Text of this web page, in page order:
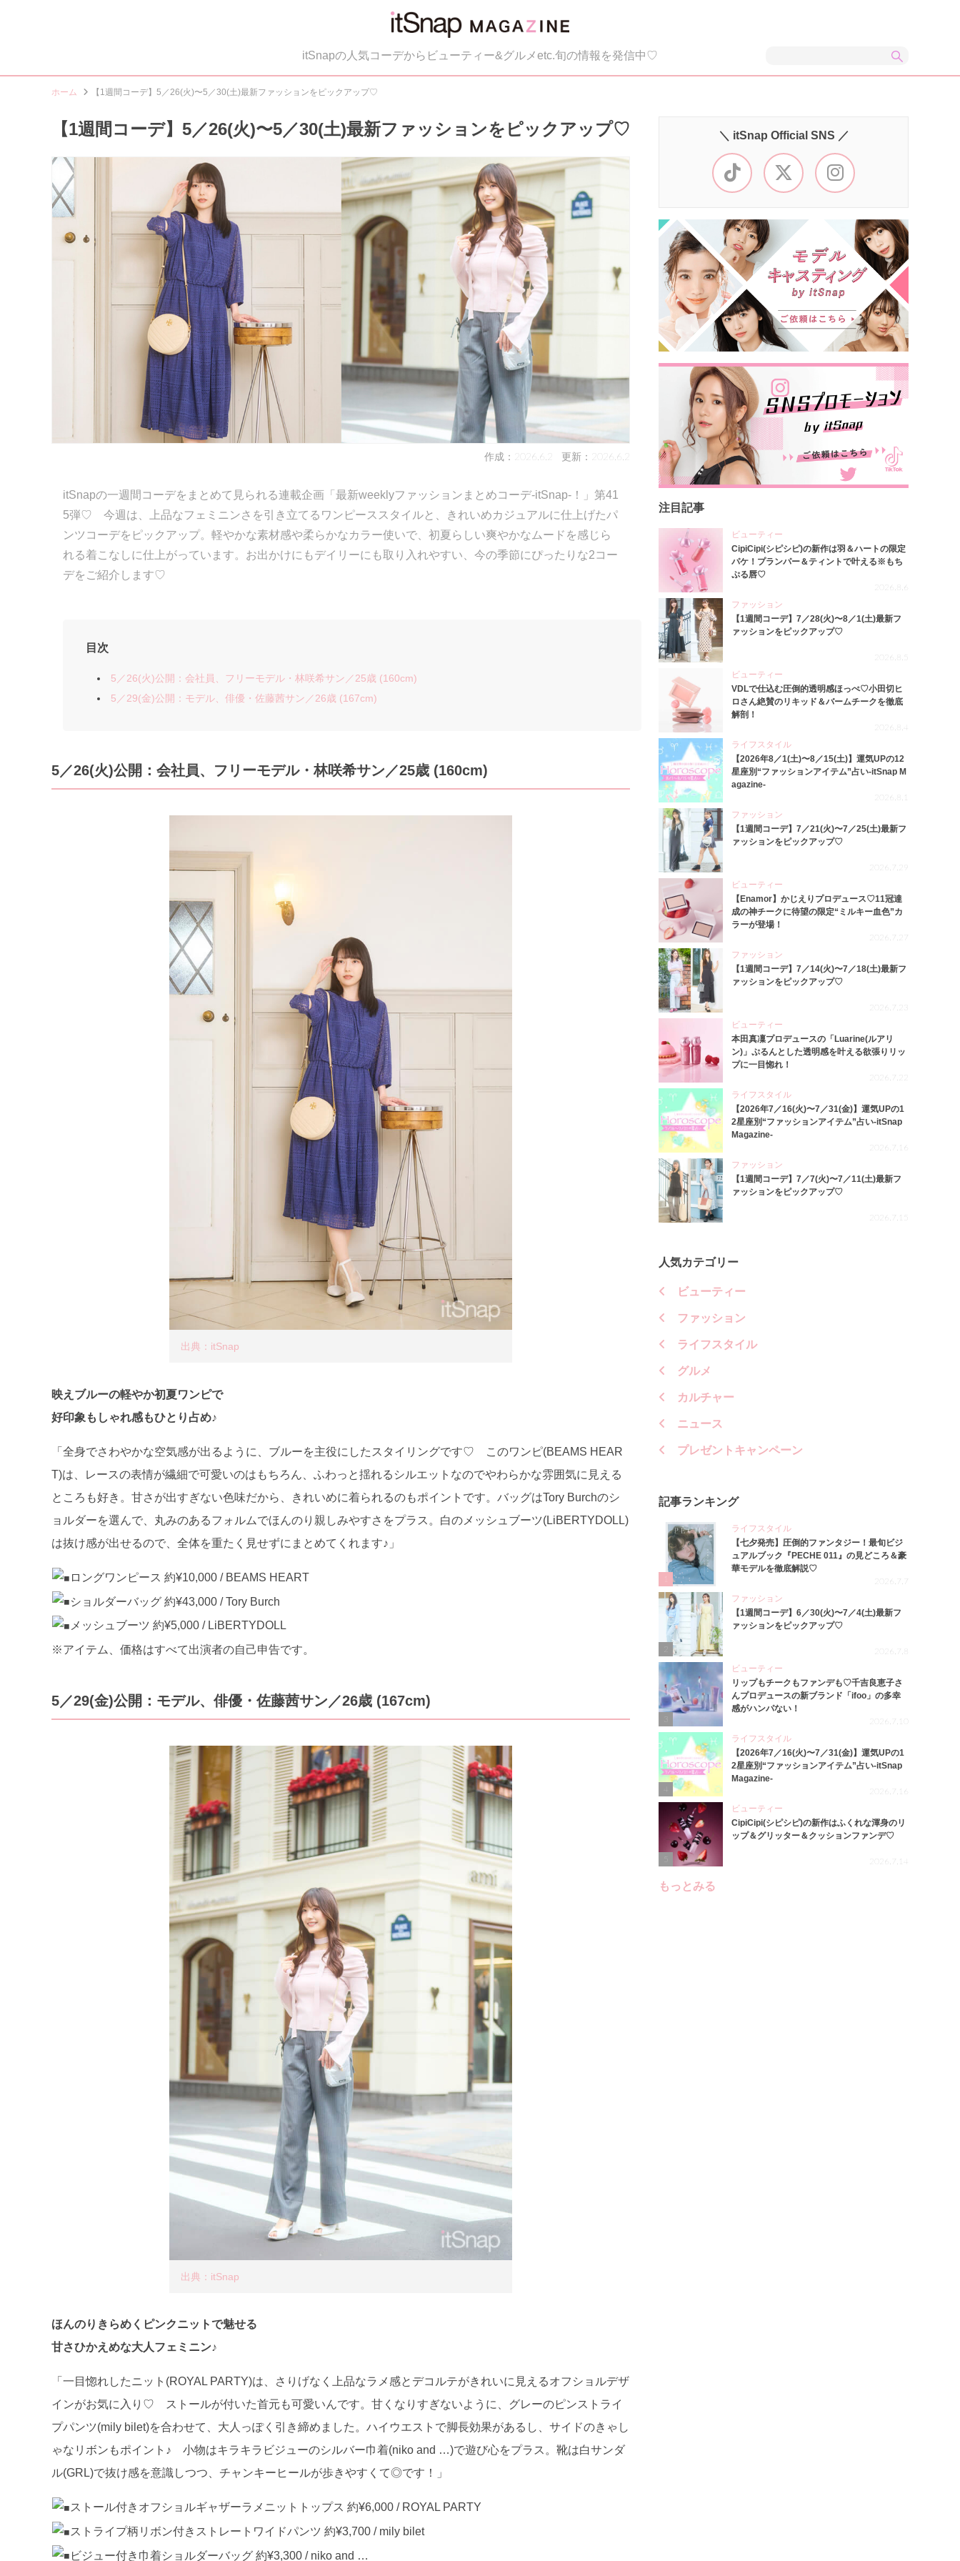
itSnapの人気コーデからビューティー&グルメetc.旬の情報を発信中♡
ホーム 【1週間コーデ】5／26(火)〜5／30(土)最新ファッションをピックアップ♡
【1週間コーデ】5／26(火)〜5／30(土)最新ファッションをピックアップ♡
作成：2026.6.2 更新：2026.6.2
itSnapの一週間コーデをまとめて見られる連載企画「最新weeklyファッションまとめコーデ-itSnap-！」第41
5弾♡ 今週は、上品なフェミニンさを引き立てるワンピーススタイルと、きれいめカジュアルに仕上げたパ
ンツコーデをピックアップ。軽やかな素材感や柔らかなカラー使いで、初夏らしい爽やかなムードを感じら
れる着こなしに仕上がっています。お出かけにもデイリーにも取り入れやすい、今の季節にぴったりな2コー
デをご紹介します♡
目次
5／26(火)公開：会社員、フリーモデル・林咲希サン／25歳 (160cm)
5／29(金)公開：モデル、俳優・佐藤茜サン／26歳 (167cm)
5／26(火)公開：会社員、フリーモデル・林咲希サン ／25歳 (160cm)
出典：itSnap
映えブルーの軽やか初夏ワンピで
好印象もしゃれ感もひとり占め♪
「全身でさわやかな空気感が出るように、ブルーを主役にしたスタイリングです♡ このワンピ(BEAMS HEAR
T)は、レースの表情が繊細で可愛いのはもちろん、ふわっと揺れるシルエットなのでやわらかな雰囲気に見える
ところも好き。甘さが出すぎない色味だから、きれいめに着られるのもポイントです。バッグはTory Burchのシ
ョルダーを選んで、丸みのあるフォルムでほんのり親しみやすさをプラス。白のメッシュブーツ(LiBERTYDOLL)
は抜け感が出せるので、全体を重たく見せずにまとめてくれます♪」
ロングワンピース 約¥10,000 / BEAMS HEART
ショルダーバッグ 約¥43,000 / Tory Burch
メッシュブーツ 約¥5,000 / LiBERTYDOLL
※アイテム、価格はすべて出演者の自己申告です。
5／29(金)公開：モデル、俳優・佐藤茜サン ／26歳 (167cm)
出典：itSnap
ほんのりきらめくピンクニットで魅せる
甘さひかえめな大人フェミニン♪
「一目惚れしたニット(ROYAL PARTY)は、さりげなく上品なラメ感とデコルテがきれいに見えるオフショルデザ
インがお気に入り♡ ストールが付いた首元も可愛いんです。甘くなりすぎないように、グレーのピンストライ
プパンツ(mily bilet)を合わせて、大人っぽく引き締めました。ハイウエストで脚長効果があるし、サイドのきゃし
ゃなリボンもポイント♪ 小物はキラキラビジューのシルバー巾着(niko and …)で遊び心をプラス。靴は白サンダ
ル(GRL)で抜け感を意識しつつ、チャンキーヒールが歩きやすくて◎です！」
ストール付きオフショルギャザーラメニットトップス 約¥6,000 / ROYAL PARTY
ストライプ柄リボン付きストレートワイドパンツ 約¥3,700 / mily bilet
ビジュー付き巾着ショルダーバッグ 約¥3,300 / niko and …
＼ itSnap Official SNS ／
注目記事
ビューティー
CipiCipi(シピシピ)の新作は羽＆ハートの限定
パケ！プランパー＆ティントで叶える※もち
ぷる唇♡
2026.8.6
ファッション
【1週間コーデ】7／28(火)〜8／1(土)最新フ
ァッションをピックアップ♡
2026.8.5
ビューティー
VDLで仕込む圧倒的透明感ほっぺ♡小田切ヒ
ロさん絶賛のリキッド＆バームチークを徹底
解剖！
2026.8.4
ライフスタイル
【2026年8／1(土)〜8／15(土)】運気UPの12
星座別“ファッションアイテム”占い-itSnap M
agazine-
2026.8.1
ファッション
【1週間コーデ】7／21(火)〜7／25(土)最新フ
ァッションをピックアップ♡
2026.7.29
ビューティー
【Enamor】かじえりプロデュース♡11冠達
成の神チークに待望の限定“ミルキー血色”カ
ラーが登場！
2026.7.27
ファッション
【1週間コーデ】7／14(火)〜7／18(土)最新フ
ァッションをピックアップ♡
2026.7.23
ビューティー
本田真凜プロデュースの「Luarine(ルアリ
ン)」ぷるんとした透明感を叶える欲張りリッ
プに一目惚れ！
2026.7.22
ライフスタイル
【2026年7／16(火)〜7／31(金)】運気UPの1
2星座別“ファッションアイテム”占い-itSnap
Magazine-
2026.7.16
ファッション
【1週間コーデ】7／7(火)〜7／11(土)最新フ
ァッションをピックアップ♡
2026.7.15
人気カテゴリー
ビューティー
ファッション
ライフスタイル
グルメ
カルチャー
ニュース
プレゼントキャンペーン
記事ランキング
ライフスタイル
【七夕発売】圧倒的ファンタジー！最旬ビジ
ュアルブック『PECHE 011』の見どころ＆豪
華モデルを徹底解説♡
2026.7.7
ファッション
【1週間コーデ】6／30(火)〜7／4(土)最新フ
ァッションをピックアップ♡
2026.7.8
3
ビューティー
リップもチークもファンデも♡千吉良恵子さ
んプロデュースの新ブランド「ifoo」の多幸
感がハンパない！
2026.7.10
4
ライフスタイル
【2026年7／16(火)〜7／31(金)】運気UPの1
2星座別“ファッションアイテム”占い-itSnap
Magazine-
2026.7.16
ビューティー
CipiCipi(シピシピ)の新作はふくれな渾身のリ
ップ＆グリッター＆クッションファンデ♡
2026.7.14
もっとみる